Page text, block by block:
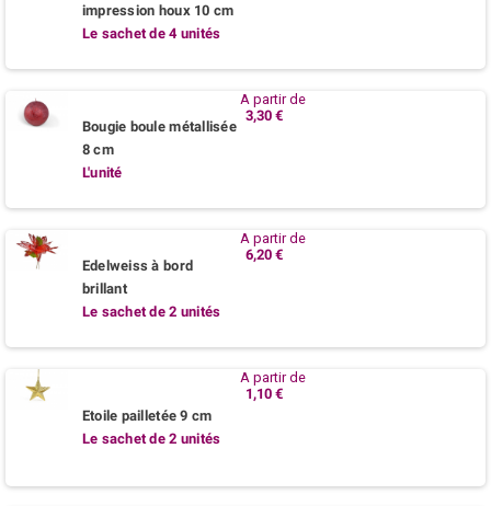
impression houx 10 cm
Le sachet de 4 unités
Bougie boule métallisée
8 cm
L'unité
A partir de
3,30 €
Edelweiss à bord
brillant
Le sachet de 2 unités
A partir de
6,20 €
Etoile pailletée 9 cm
Le sachet de 2 unités
A partir de
1,10 €